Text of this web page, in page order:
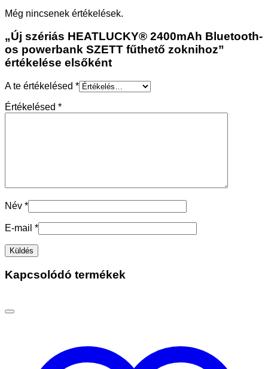
Még nincsenek értékelések.
„Új szériás HEATLUCKY® 2400mAh Bluetooth-
os powerbank SZETT fűthető zoknihoz”
értékelése elsőként
A te értékelésed *
Értékelésed *
Név *
E-mail *
Kapcsolódó termékek